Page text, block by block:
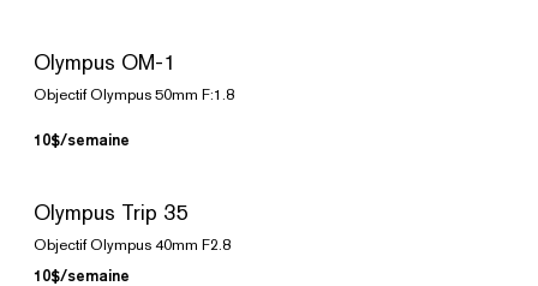
Olympus OM-1
Objectif Olympus 50mm F:1.8
10$/semaine
Olympus Trip 35
Objectif Olympus 40mm F2.8
10$/semaine